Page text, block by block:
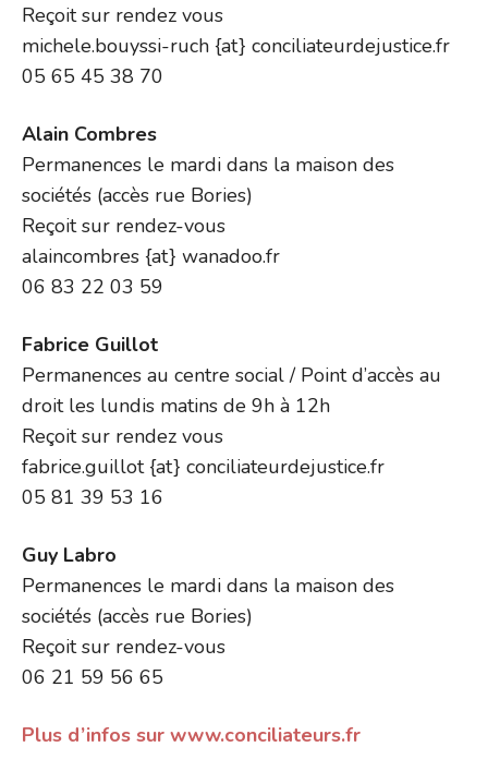
Reçoit sur rendez vous
michele.bouyssi-ruch {at} conciliateurdejustice.fr
05 65 45 38 70
Alain Combres
Permanences le mardi dans la maison des
sociétés (accès rue Bories)
Reçoit sur rendez-vous
alaincombres {at} wanadoo.fr
06 83 22 03 59
Fabrice Guillot
Permanences au centre social / Point d’accès au
droit les lundis matins de 9h à 12h
Reçoit sur rendez vous
fabrice.guillot {at} conciliateurdejustice.fr
05 81 39 53 16
Guy Labro
Permanences le mardi dans la maison des
sociétés (accès rue Bories)
Reçoit sur rendez-vous
06 21 59 56 65
Plus d’infos sur www.conciliateurs.fr